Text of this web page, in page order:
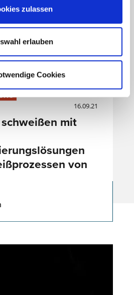
zulassen
erlauben
Cookies
16.09.21
mit
von